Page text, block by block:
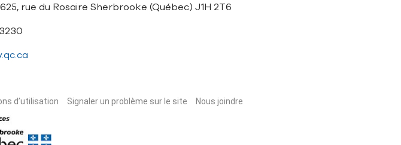
rue du Rosaire Sherbrooke (Québec) J1H 2T6
d’utilisation Signaler un problème sur le site Nous joindre